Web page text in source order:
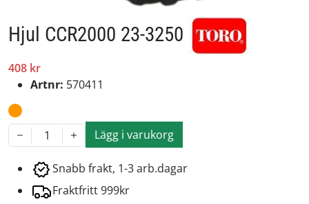
Hjul CCR2000 23-3250
408 kr
Artnr: 570411
1 Lägg i varukorg
Snabb frakt, 1-3 arb.dagar
Fraktfritt 999kr